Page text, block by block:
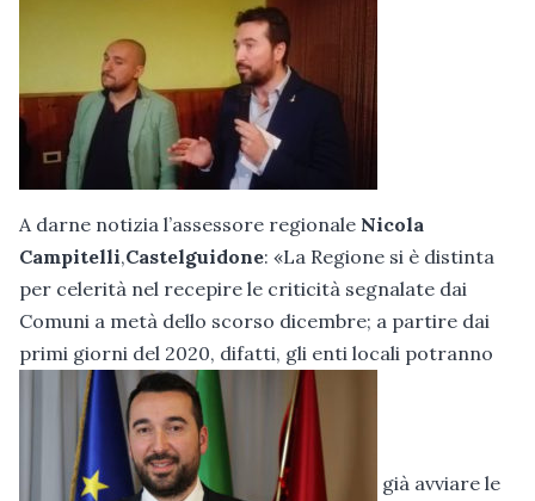
A darne notizia l’assessore regionale Nicola
Campitelli,Castelguidone: «La Regione si è distinta
per celerità nel recepire le criticità segnalate dai
Comuni a metà dello scorso dicembre; a partire dai
primi giorni del 2020, difatti, gli enti locali potranno
già avviare le